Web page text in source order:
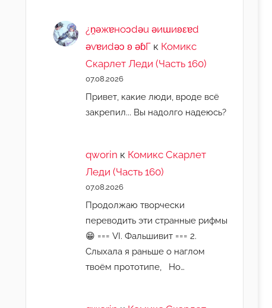
¿n̯ǝжɐноɔdǝu ǝиɯиʚεɐd
ǝvɐиdǝɔ ʚ ǝɓГ к Комикс
Скарлет Леди (Часть 160)
07.08.2026
Привет, какие люди, вроде всё
закрепил... Вы надолго надеюсь?
qworin к Комикс Скарлет
Леди (Часть 160)
07.08.2026
Продолжаю творчески
переводить эти странные рифмы
😁 === VI. Фальшивит === 2.
Слыхала я раньше о наглом
твоём прототипе, Но…